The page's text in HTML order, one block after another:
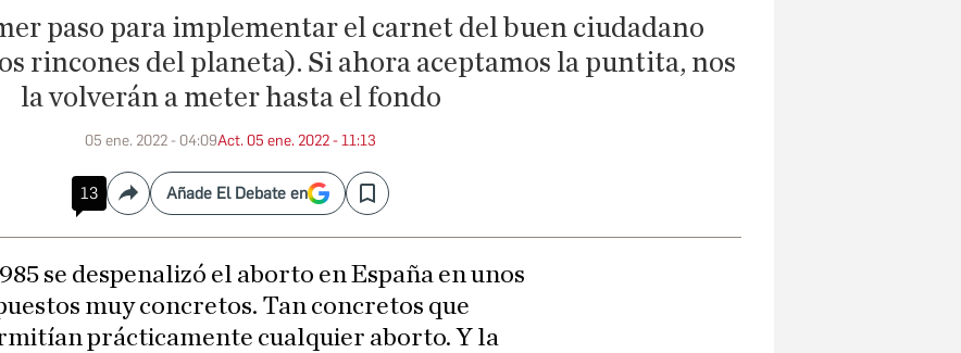
paso para implementar el carnet del buen ciudadano
rincones del planeta). Si ahora aceptamos la puntita, nos
la volverán a meter hasta el fondo
05 ene. 2022 - 04:09Act. 05 ene. 2022 - 11:13
13 CompartirAñade El Debate en Save
se despenalizó el aborto en España en unos
muy concretos. Tan concretos que
prácticamente cualquier aborto. Y la